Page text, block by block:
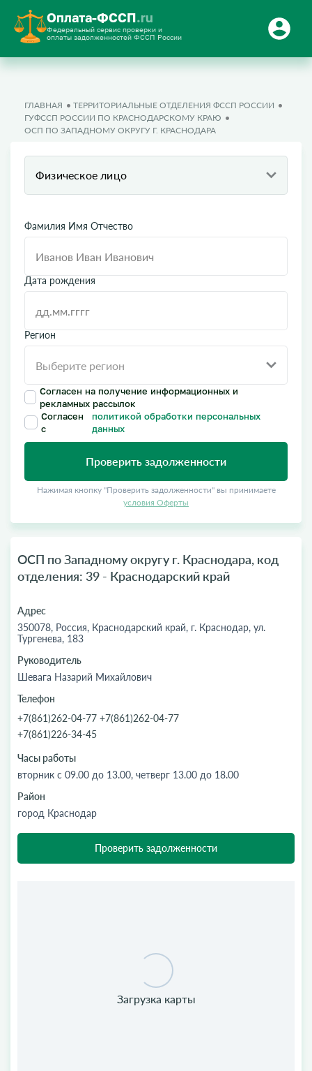
Оплата-ФССП.ru
Федеральный сервис проверки и
оплаты задолженностей ФССП России
ГЛАВНАЯ
ТЕРРИТОРИАЛЬНЫЕ ОТДЕЛЕНИЯ ФССП РОССИИ
ГУФССП РОССИИ ПО КРАСНОДАРСКОМУ КРАЮ
ОСП ПО ЗАПАДНОМУ ОКРУГУ Г. КРАСНОДАРА
Физическое лицо
Фамилия Имя Отчество
Дата рождения
Регион
Согласен на получение информационных и
рекламных рассылок
Согласен
с
политикой обработки персональных
данных
Проверить задолженности
Нажимая кнопку "Проверить задолженности" вы принимаете
условия Оферты
ОСП по Западному округу г. Краснодара, код
отделения: 39 - Краснодарский край
Адрес
350078, Россия, Краснодарский край, г. Краснодар, ул.
Тургенева, 183
Руководитель
Шевага Назарий Михайлович
Телефон
+7(861)262-04-77 +7(861)262-04-77
+7(861)226-34-45
Часы работы
вторник с 09.00 до 13.00, четверг 13.00 до 18.00
Район
город Краснодар
Проверить задолженности